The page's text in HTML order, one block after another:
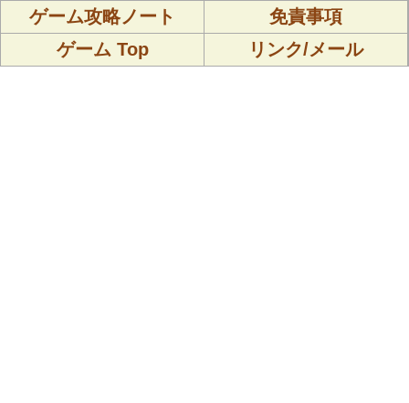
ゲーム攻略ノート
免責事項
ゲーム Top
リンク/メール